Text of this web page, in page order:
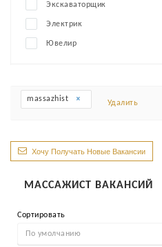
Экскаваторщик
Электрик
Ювелир
massazhist Удалить
Хочу Получать Новые Вакансии
МАССАЖИСТ ВАКАНСИЙ
Сортировать
По умолчанию